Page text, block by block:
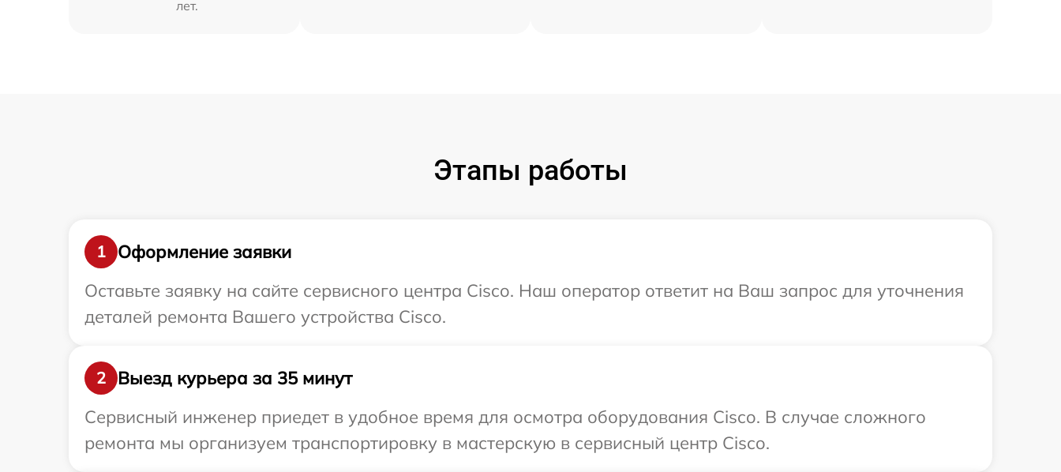
лет.
Этапы работы
1
Оформление заявки
Оставьте заявку на сайте сервисного центра Cisco. Наш оператор ответит на Ваш запрос для уточнения
деталей ремонта Вашего устройства Cisco.
2
Выезд курьера за 35 минут
Сервисный инженер приедет в удобное время для осмотра оборудования Cisco. В случае сложного
ремонта мы организуем транспортировку в мастерскую в сервисный центр Cisco.